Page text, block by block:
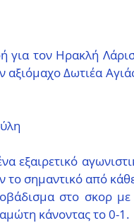
για τον Ηρακλή
αξιόμαχο Δωτιέα
εξαιρετικό
το σημαντικό από
στο σκορ
κάνοντας το 0-1.